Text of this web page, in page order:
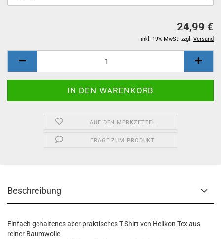
24,99 €
inkl. 19% MwSt. zzgl. Versand
AUF DEN MERKZETTEL
FRAGE ZUM PRODUKT
Beschreibung
Einfach gehaltenes aber praktisches T-Shirt von Helikon Tex aus
reiner Baumwolle